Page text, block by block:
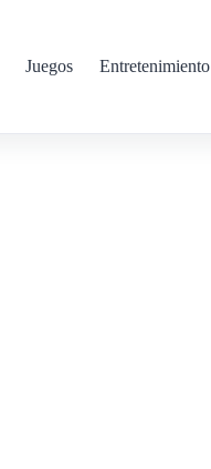
Juegos Entretenimiento